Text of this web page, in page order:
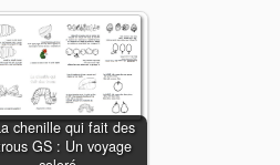
chenille qui fait des
GS : Un voyage